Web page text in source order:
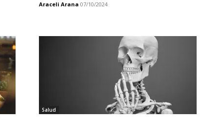
Araceli Arana 07/10/2024
Salud